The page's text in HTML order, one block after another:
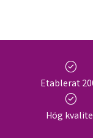
check_circle
Etablerat
check_circle
Hög